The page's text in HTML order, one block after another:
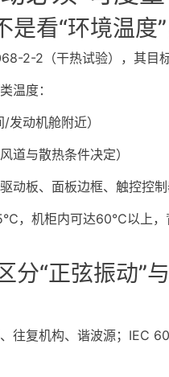
是看“环境温度
2-2（干热试验），其目
温度：
动机舱附近）
道与散热条件决定）
动板、面板边框、触控控制
，机柜内可达60℃以上，
分“正弦振动”
往复机构、谐波源；IEC